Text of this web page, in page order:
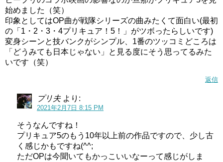
始めました（笑）
印象としてはOP曲が戦隊シリーズの曲みたくて面白い(最初
の「1・2・3・4プリキュア！5！」がツボったらしいです)
変身シーンと技バンクがシンプル、1番のツッコミどころは
「どうみても日本じゃない」と見る度にそう思ってるみた
いです（笑）
返信
プリ夫 より:
2021年2月7日 8:15 PM
そうなんですね！
プリキュア5のもう10年以上前の作品ですので、少し古
く感じかもですね(^^;
ただOPは今聞いてもかっこいいなーって感じがしま